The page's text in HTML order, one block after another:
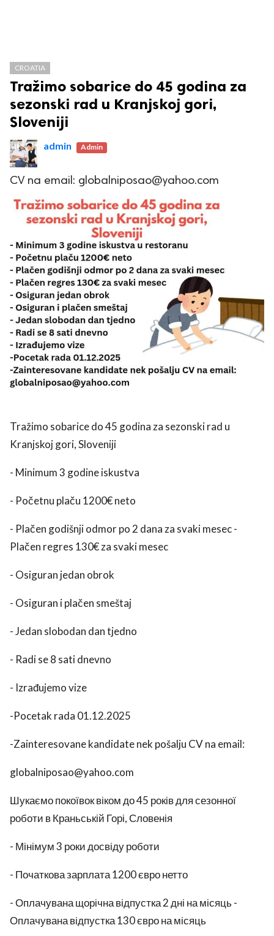
reserved.
CROATIA
Tražimo sobarice do 45 godina za
sezonski rad u Kranjskoj gori,
Sloveniji
admin Admin
CV na email: globalniposao@yahoo.com
Tražimo sobarice do 45 godina za sezonski rad u
Kranjskoj gori, Sloveniji
- Minimum 3 godine iskustva
- Početnu plaču 1200€ neto
- Plačen godišnji odmor po 2 dana za svaki mesec -
Plačen regres 130€ za svaki mesec
- Osiguran jedan obrok
- Osiguran i plačen smeštaj
- Jedan slobodan dan tjedno
- Radi se 8 sati dnevno
- Izrađujemo vize
-Pocetak rada 01.12.2025
-Zainteresovane kandidate nek pošalju CV na email:
globalniposao@yahoo.com
Шукаємо покоївок віком до 45 років для сезонної
роботи в Краньській Горі, Словенія
- Мінімум 3 роки досвіду роботи
- Початкова зарплата 1200 євро нетто
- Оплачувана щорічна відпустка 2 дні на місяць -
Оплачувана відпустка 130 євро на місяць